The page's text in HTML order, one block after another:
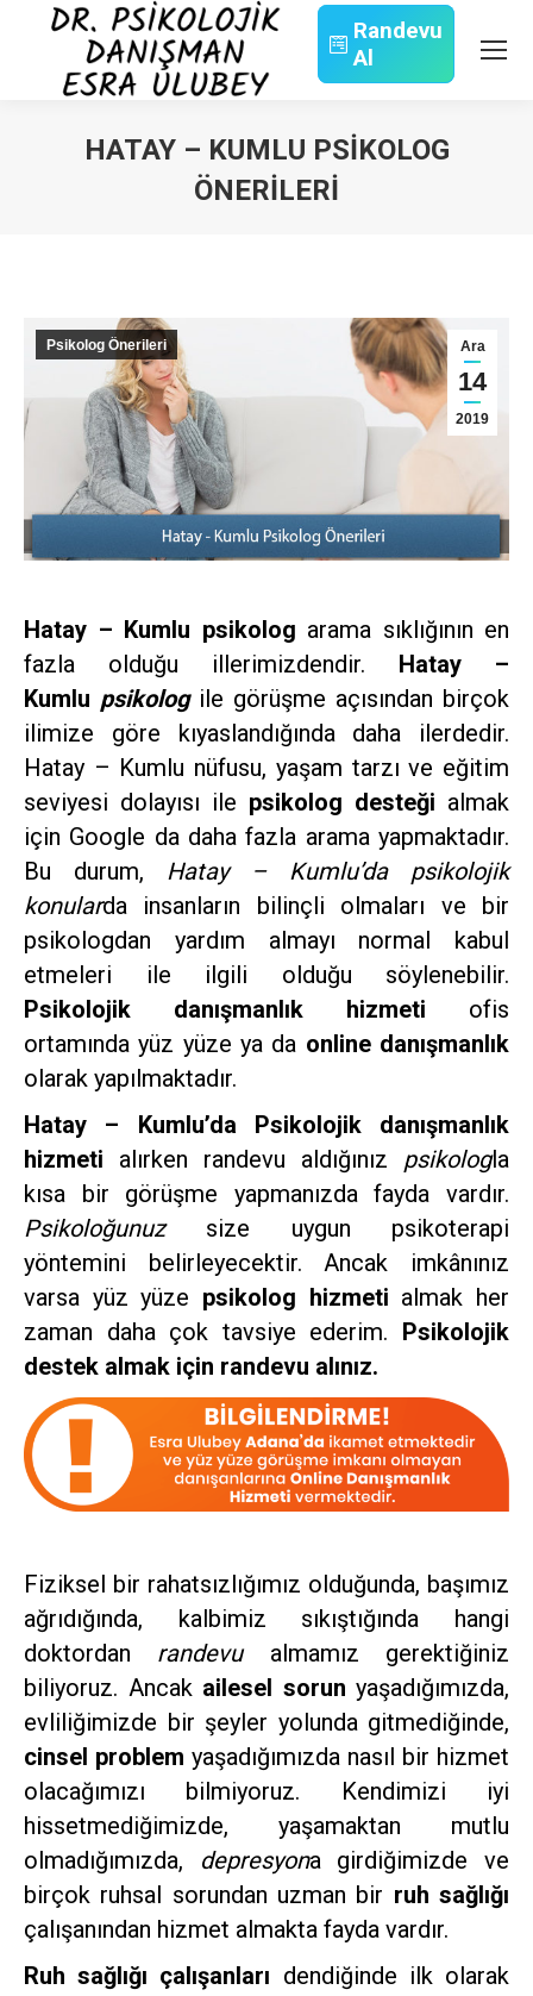
Randevu
Al
HATAY – KUMLU PSIKOLOG
ÖNERILERI
Ara
14
2019
Psikolog Önerileri
Hatay – Kumlu psikolog arama sıklığının en
fazla olduğu illerimizdendir. Hatay –
Kumlu psikologile görüşme açısından birçok
ilimize göre kıyaslandığında daha ilerdedir.
Hatay – Kumlu nüfusu, yaşam tarzı ve eğitim
seviyesi dolayısı ile psikolog desteği almak
için Google da daha fazla arama yapmaktadır.
Bu durum, Hatay – Kumlu’da psikolojik
konularda insanların bilinçli olmaları ve bir
psikologdan yardım almayı normal kabul
etmeleri ile ilgili olduğu söylenebilir.
Psikolojik danışmanlık hizmeti ofis
ortamında yüz yüze ya da online danışmanlık
olarak yapılmaktadır.
Hatay – Kumlu’da Psikolojik danışmanlık
hizmeti alırken randevu aldığınız psikologla
kısa bir görüşme yapmanızda fayda vardır.
Psikoloğunuz size uygun psikoterapi
yöntemini belirleyecektir. Ancak imkânınız
varsa yüz yüze psikolog hizmeti almak her
zaman daha çok tavsiye ederim. Psikolojik
destek almak için randevu alınız.
Fiziksel bir rahatsızlığımız olduğunda, başımız
ağrıdığında, kalbimiz sıkıştığında hangi
doktordan randevualmamız gerektiğiniz
biliyoruz. Ancak ailesel sorun yaşadığımızda,
evliliğimizde bir şeyler yolunda gitmediğinde,
cinsel problem yaşadığımızda nasıl bir hizmet
olacağımızı bilmiyoruz. Kendimizi iyi
hissetmediğimizde, yaşamaktan mutlu
olmadığımızda, depresyona girdiğimizde ve
birçok ruhsal sorundan uzman bir ruh sağlığı
çalışanından hizmet almakta fayda vardır.
Ruh sağlığı çalışanları dendiğinde ilk olarak